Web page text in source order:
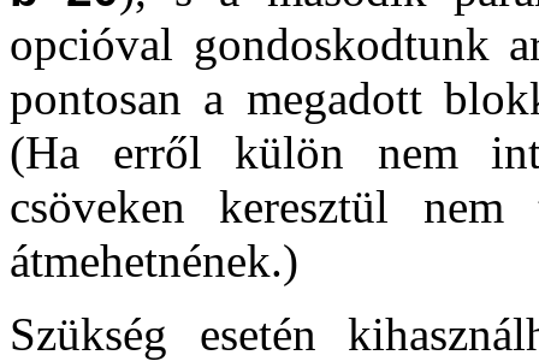
opcióval gondoskodtunk
pontosan a megadott
(Ha erről külön nem
csöveken keresztül
átmehetnének.)
Szükség esetén